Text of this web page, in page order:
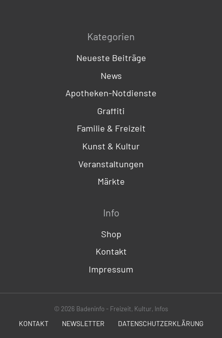
Kategorien
Neueste Beiträge
News
Apotheken-Notdienste
Graffiti
Familie & Freizeit
Kunst & Kultur
Veranstaltungen
Märkte
Info
Shop
Kontakt
Impressum
© 2026 Badeninfo - Freizeit, Kultur, Infos
KONTAKT NEWSLETTER DATENSCHUTZERKLÄRUNG